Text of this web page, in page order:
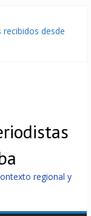
desde
de EEUU
a la
que no se
regional y